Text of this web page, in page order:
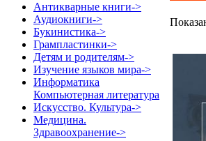
Антикварные книги->
Аудиокниги->
Букинистика->
Грампластинки->
Детям и родителям->
Изучение языков мира->
Информатика
Компьютерная литература
Искусство. Культура->
Медицина.
Здравоохранение->